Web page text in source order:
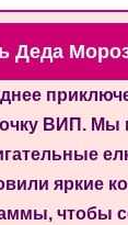
Деда
ВИП. Мы
яркие
чтобы